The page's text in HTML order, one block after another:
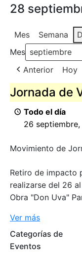
28
Mes Semana
Mes
Anterior
Hoy
Jornada de
Todo el día
26
Movimiento de
Retiro de impacto
realizarse del 26
Obra "Don Uva"
Ver más
Categorías de
Eventos